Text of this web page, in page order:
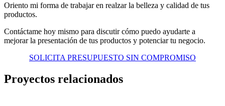
Oriento mi forma de trabajar en realzar la belleza y calidad de tus
productos.
Contáctame hoy mismo para discutir cómo puedo ayudarte a
mejorar la presentación de tus productos y potenciar tu negocio.
SOLICITA PRESUPUESTO SIN COMPROMISO
Proyectos relacionados